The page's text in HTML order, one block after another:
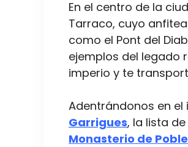
En el centro de la
Tarraco, cuyo
como el Pont del
ejemplos del legado
imperio y te
Adentrándonos en
Garrigues, la lista
Monasterio de